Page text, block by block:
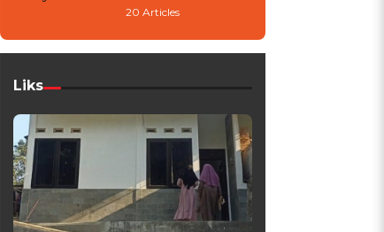
20 Articles
Liks